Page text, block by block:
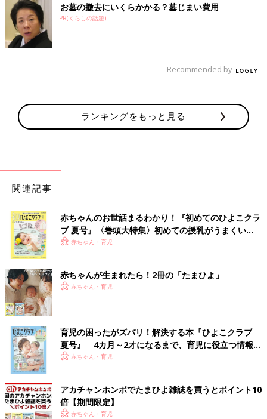
お墓の撤去にいくらかかる？墓じまい費用
PR(くらしの話題)
Recommended by
ランキングをもっと見る
関連記事
赤ちゃんのお世話まるわかり！『初めてのひよこクラ
ブ 夏号』〈巻頭大特集〉初めての授乳がうまくい
く！ おっぱい・ミルクの基本と夏のトラブル 解決テ
赤ちゃん・育児
赤ちゃんが生まれたら！2冊の「たまひよ」
赤ちゃん・育児
育児の困ったがズバリ！解決する本『ひよこクラブ
夏号』 4カ月～2才になるまで、育児に役立つ情報が
いっぱい！
赤ちゃん・育児
アカチャンホンポでたまひよ雑誌を買うとポイント10
倍【期間限定】
赤ちゃん・育児